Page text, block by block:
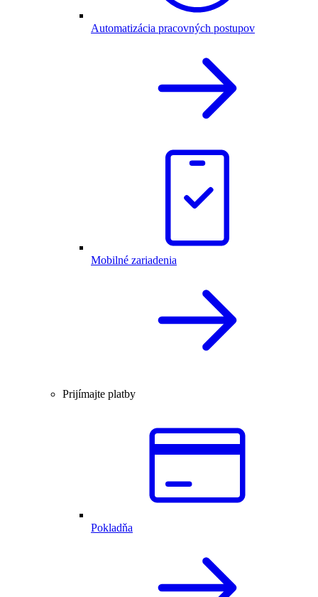
Automatizácia pracovných postupov
Mobilné zariadenia
Prijímajte platby
Pokladňa